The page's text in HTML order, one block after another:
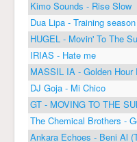
Kimo Sounds - Rise Slow
Dua Lipa - Training season
HUGEL - Movin' To The
IRIAS - Hate me
MASSIL IA - Golden Hour
DJ Goja - Mi Chico
GT - MOVING TO THE
The Chemical Brothers -
Ankara Echoes - Beni Al